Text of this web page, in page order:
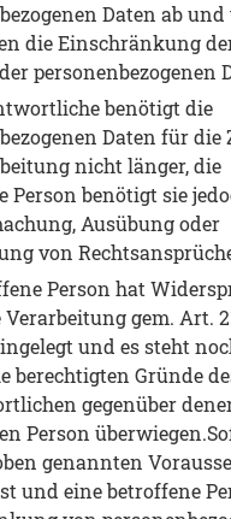
Daten ab
die Einschränkung
personenbezogenen
benötigt die
Daten für die
nicht länger, die
Person benötigt sie
Ausübung oder
von
Person hat
Verarbeitung gem. Art.
und es steht
berechtigten Gründe
gegenüber
Person
genannten
und eine betroffene